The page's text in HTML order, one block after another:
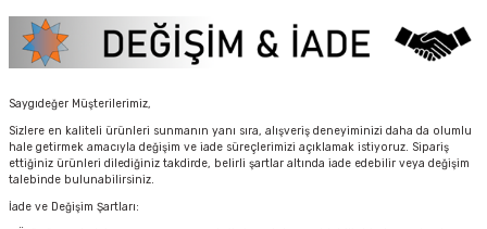
Saygıdeğer Müşterilerimiz,
Sizlere en kaliteli ürünleri sunmanın yanı sıra, alışveriş deneyiminizi daha da olumlu
hale getirmek amacıyla değişim ve iade süreçlerimizi açıklamak istiyoruz. Sipariş
ettiğiniz ürünleri dilediğiniz takdirde, belirli şartlar altında iade edebilir veya değişim
talebinde bulunabilirsiniz.
İade ve Değişim Şartları: